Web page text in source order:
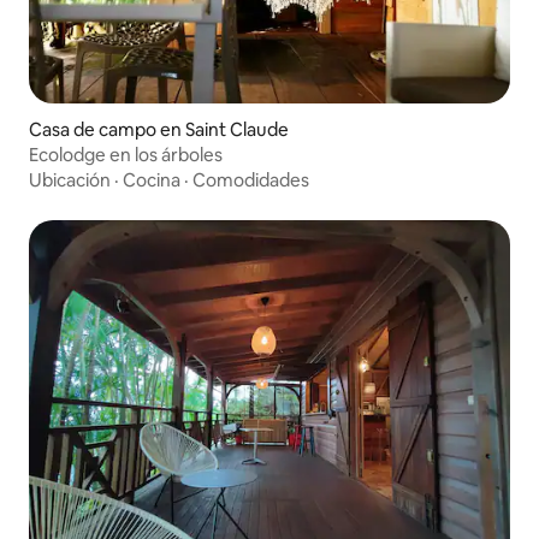
Casa de campo en Saint Claude
Ecolodge en los árboles
Ubicación · Cocina · Comodidades